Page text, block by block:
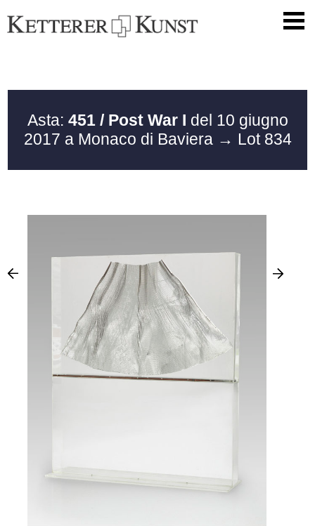
Asta: 451 / Post War I del 10 giugno
2017 a Monaco di Baviera → Lot 834